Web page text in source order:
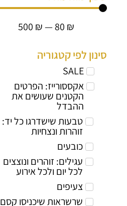
₪
80
—
₪
500
סינון לפי קטגוריה
SALE
אקססורייז: הפרטים
הקטנים שעושים את
ההבדל
טבעות שישדרגו כל יד:
זוהרות ונצחיות
כובעים
עגילים: זוהרים ונוצצים
לכל יום ולכל אירוע
צעיפים
שרשראות שיכניסו קסם